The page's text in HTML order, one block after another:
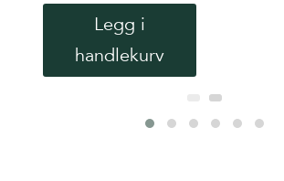
Legg i
handlekurv